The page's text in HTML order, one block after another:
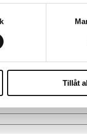
Tillåt
en erfaren
dig